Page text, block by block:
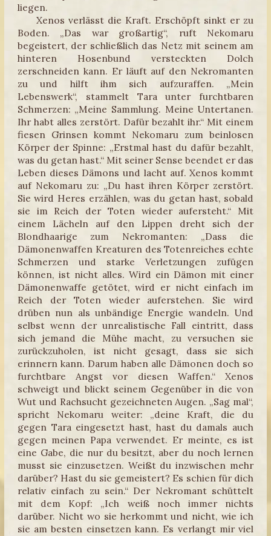
liegen.
Xenos verlässt die Kraft. Erschöpft sinkt er zu
Boden. „Das war großartig“, ruft Nekomaru
begeistert, der schließlich das Netz mit seinem am
hinteren Hosenbund versteckten Dolch
zerschneiden kann. Er läuft auf den Nekromanten
zu und hilft ihm sich aufzuraffen. „Mein
Lebenswerk“, stammelt Tara unter furchtbaren
Schmerzen: „Meine Sammlung. Meine Untertanen.
Ihr habt alles zerstört. Dafür bezahlt ihr.“ Mit einem
fiesen Grinsen kommt Nekomaru zum beinlosen
Körper der Spinne: „Erstmal hast du dafür bezahlt,
was du getan hast.“ Mit seiner Sense beendet er das
Leben dieses Dämons und lacht auf. Xenos kommt
auf Nekomaru zu: „Du hast ihren Körper zerstört.
Sie wird Heres erzählen, was du getan hast, sobald
sie im Reich der Toten wieder aufersteht.“ Mit
einem Lächeln auf den Lippen dreht sich der
Blondhaarige zum Nekromanten: „Dass die
Dämonenwaffen Kreaturen des Totenreiches echte
Schmerzen und starke Verletzungen zufügen
können, ist nicht alles. Wird ein Dämon mit einer
Dämonenwaffe getötet, wird er nicht einfach im
Reich der Toten wieder auferstehen. Sie wird
drüben nun als unbändige Energie wandeln. Und
selbst wenn der unrealistische Fall eintritt, dass
sich jemand die Mühe macht, zu versuchen sie
zurückzuholen, ist nicht gesagt, dass sie sich
erinnern kann. Darum haben alle Dämonen doch so
furchtbare Angst vor diesen Waffen.“ Xenos
schweigt und blickt seinem Gegenüber in die von
Wut und Rachsucht gezeichneten Augen. „Sag mal“,
spricht Nekomaru weiter: „deine Kraft, die du
gegen Tara eingesetzt hast, hast du damals auch
gegen meinen Papa verwendet. Er meinte, es ist
eine Gabe, die nur du besitzt, aber du noch lernen
musst sie einzusetzen. Weißt du inzwischen mehr
darüber? Hast du sie gemeistert? Es schien für dich
relativ einfach zu sein.“ Der Nekromant schüttelt
mit dem Kopf: „Ich weiß noch immer nichts
darüber. Nicht wo sie herkommt und nicht, wie ich
sie am besten einsetzen kann. Es verlangt mir viel